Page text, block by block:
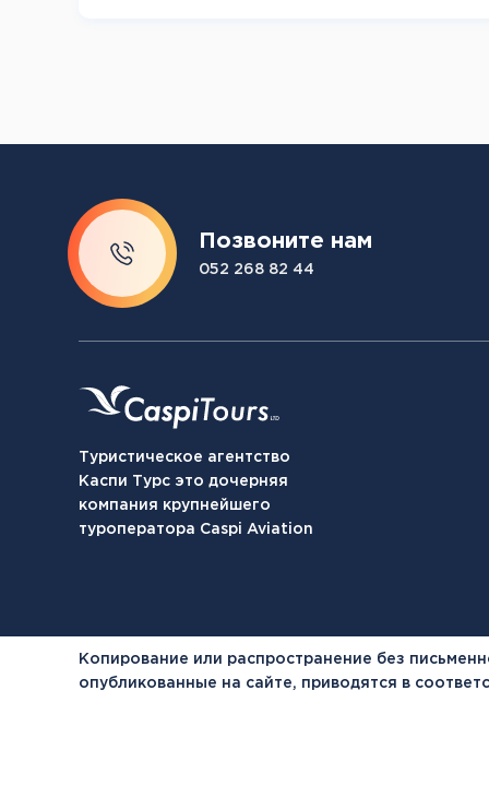
Позвоните нам
052 268 82 44
Туристическое агентство
Каспи Турс это дочерняя
компания крупнейшего
туроператора Caspi Aviation
Копирование или распространение без
опубликованные на сайте, приводятся в